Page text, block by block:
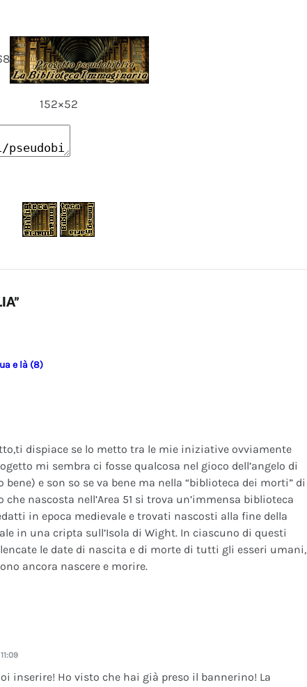
152×52
e là (8)
dispiace se lo metto tra le mie iniziative ovviamente
mi sembra ci fosse qualcosa nel gioco dell’angelo di
e son so se va bene ma nella “biblioteca dei morti” di
che nascosta nell’Area 51 si trova un’immensa biblioteca
in epoca medievale e trovati nascosti alla fine della
in una cripta sull’Isola di Wight. In ciascuno di questi
le date di nascita e di morte di tutti gli esseri umani,
ancora nascere e morire.
inserire! Ho visto che hai già preso il bannerino! La